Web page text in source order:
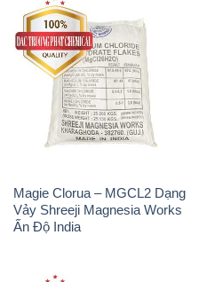
Magie Clorua – MGCL2 Dạng
Vảy Shreeji Magnesia Works
Ấn Độ India